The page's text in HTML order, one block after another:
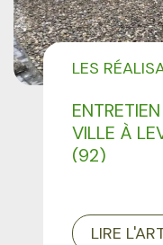
VILLE À
(92)
LES
LIRE